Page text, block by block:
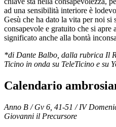
ad una sensibilità interiore è
Gesù che ha dato la vita per noi si
consapevole e gratuito che si
significato anche alla bontà
*di Dante Balbo, dalla rubrica Il
Ticino in onda su TeleTicino e su
Calendario
Anno B / Gv 6, 41-51 / IV
Giovanni il Precursore